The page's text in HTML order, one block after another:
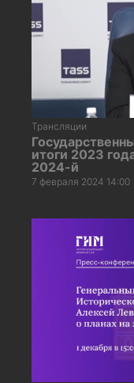
Трансляции
итоги 2023
2024-й
7 февраля 2024 14:00